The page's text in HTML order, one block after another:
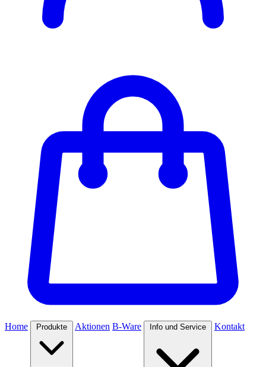
Home Produkte Aktionen B-Ware Info und Service Kontakt